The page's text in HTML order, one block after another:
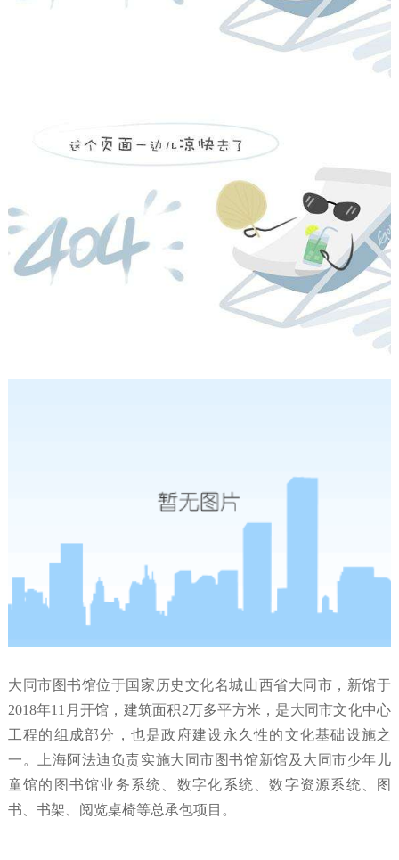
大同市图书馆位于国家历史文化名城山西省大同市，新馆于
2018年11月开馆，建筑面积2万多平方米，是大同市文化中心
工程的组成部分，也是政府建设永久性的文化基础设施之
一。上海阿法迪负责实施大同市图书馆新馆及大同市少年儿
童馆的图书馆业务系统、数字化系统、数字资源系统、图
书、书架、阅览桌椅等总承包项目。